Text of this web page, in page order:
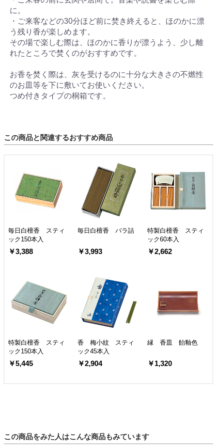
に。
・ご来客などの30分ほど前に焚き終えると、ほのかに漂
う残り香が楽しめます。
その場で楽しむ際は、ほのかに香りが漂うよう、少し離
れたところで焚くのがおすすめです。
お香を焚く際は、灰を受けるのに十分な大きさの不燃性
のお皿等を下に敷いてお使いください。
つめ付きタイプの桐箱です。
この商品と関連するおすすめ商品
毎日白檀香 スティ
ック150本入
￥3,388
毎日白檀香 バラ詰
￥3,993
特製白檀香 スティ
ック60本入
￥2,662
特製白檀香 スティ
ック150本入
￥5,445
香 梅小紋 スティ
ック45本入
￥2,904
縁 香皿 飴釉色
￥1,320
この商品をみた人はこんな商品もみています